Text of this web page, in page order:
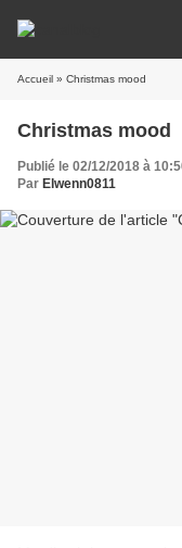
Accueil » Christmas mood
Christmas mood
Publié le 02/12/2018 à
Par Elwenn0811